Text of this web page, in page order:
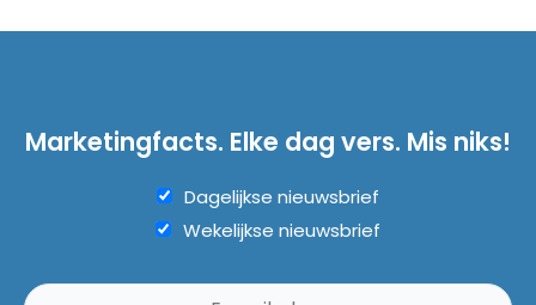
Marketingfacts. Elke dag vers. Mis niks!
Dagelijkse nieuwsbrief
Wekelijkse nieuwsbrief